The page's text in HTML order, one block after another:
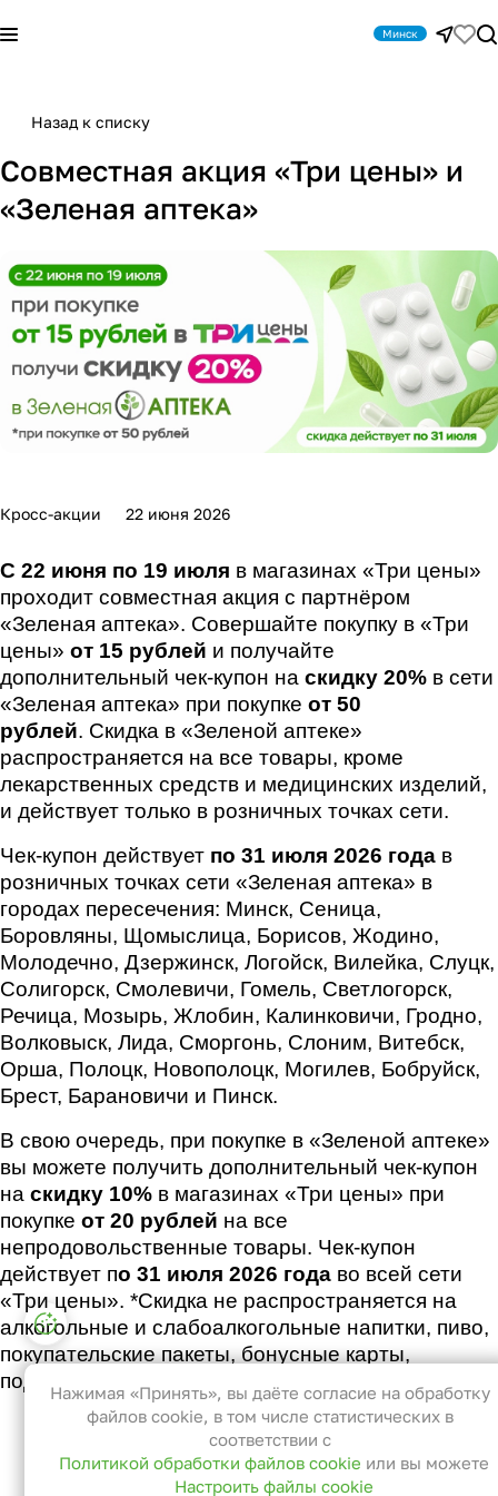
Минск
Назад к списку
Совместная акция «Три цены» и
«Зеленая аптека»
Кросс-акции 22 июня 2026
С 22 июня по 19 июля в магазинах «Три цены»
проходит совместная акция с партнёром
«Зеленая аптека». Совершайте покупку в «Три
цены» от 15 рублей и получайте
дополнительный чек-купон на скидку 20% в сети
«Зеленая аптека» при покупке от 50
рублей. Скидка в «Зеленой аптеке»
распространяется на все товары, кроме
лекарственных средств и медицинских изделий,
и действует только в розничных точках сети.
Чек-купон действует по 31 июля 2026 года в
розничных точках сети «Зеленая аптека» в
городах пересечения: Минск, Сеница,
Боровляны, Щомыслица, Борисов, Жодино,
Молодечно, Дзержинск, Логойск, Вилейка, Слуцк,
Солигорск, Смолевичи, Гомель, Светлогорск,
Речица, Мозырь, Жлобин, Калинковичи, Гродно,
Волковыск, Лида, Сморгонь, Слоним, Витебск,
Орша, Полоцк, Новополоцк, Могилев, Бобруйск,
Брест, Барановичи и Пинск.
В свою очередь, при покупке в «Зеленой аптеке»
вы можете получить дополнительный чек-купон
на скидку 10% в магазинах «Три цены» при
покупке от 20 рублей на все
непродовольственные товары. Чек-купон
действует по 31 июля 2026 года во всей сети
«Три цены». *Скидка не распространяется на
алкогольные и слабоалкогольные напитки, пиво,
покупательские пакеты, бонусные карты,
подарочные сертификаты и акционные товары.
Настройки файлов cookie
Функциональные
Эти файлы необходимы для
функционирования сайта и не могут
быть отключены в наших системах. Вы
можете настроить браузер так, чтобы
Нажимая «Принять», вы даёте согласие на обработку
файлов cookie, в том числе статистических в
соответствии с
Политикой обработки файлов cookie или вы можете
Настроить файлы cookie